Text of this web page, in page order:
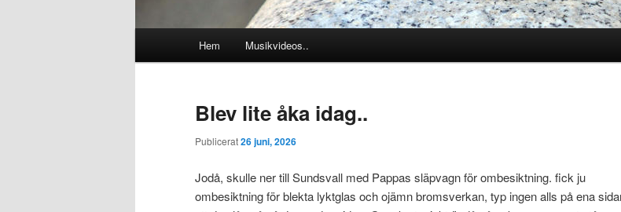
Hem Musikvideos..
Blev lite åka idag..
Publicerat26 juni, 2026
Jodå, skulle ner till Sundsvall med Pappas släpvagn för ombesiktning. fick ju
ombesiktning för blekta lyktglas och ojämn bromsverkan, typ ingen alls på ena